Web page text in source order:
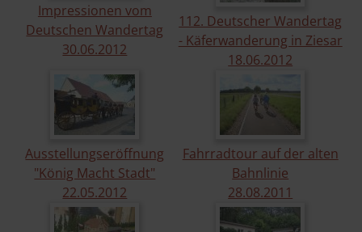
Impressionen vom
Deutschen Wandertag
30.​06.​2012
112. Deutscher Wandertag
- Käferwanderung in Ziesar
18.​06.​2012
Ausstellungseröffnung
"König Macht Stadt"
22.​05.​2012
Fahrradtour auf der alten
Bahnlinie
28.​08.​2011